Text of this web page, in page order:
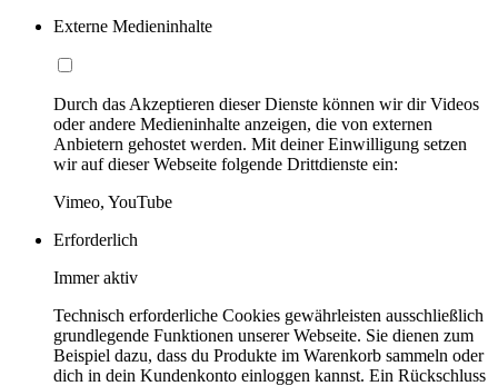
Externe Medieninhalte
Durch das Akzeptieren dieser Dienste können wir dir Videos
oder andere Medieninhalte anzeigen, die von externen
Anbietern gehostet werden. Mit deiner Einwilligung setzen
wir auf dieser Webseite folgende Drittdienste ein:
Vimeo, YouTube
Erforderlich
Immer aktiv
Technisch erforderliche Cookies gewährleisten ausschließlich
grundlegende Funktionen unserer Webseite. Sie dienen zum
Beispiel dazu, dass du Produkte im Warenkorb sammeln oder
dich in dein Kundenkonto einloggen kannst. Ein Rückschluss